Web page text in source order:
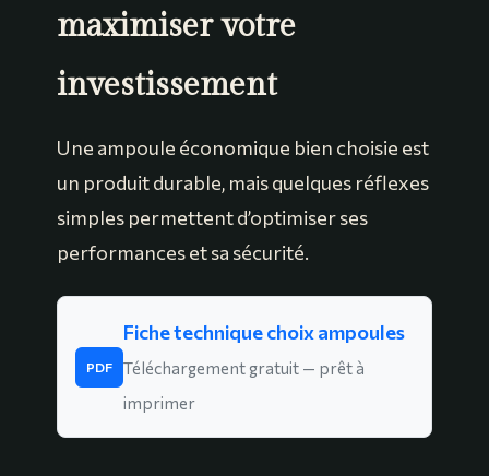
maximiser votre
investissement
Une ampoule économique bien choisie est
un produit durable, mais quelques réflexes
simples permettent d’optimiser ses
performances et sa sécurité.
PDF
Fiche technique choix ampoules
Téléchargement gratuit — prêt à
imprimer